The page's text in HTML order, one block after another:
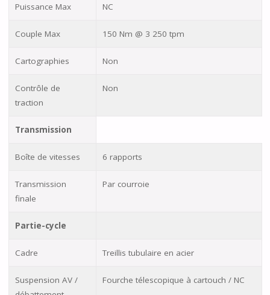
Puissance Max NC
Couple Max 150 Nm @ 3 250 tpm
Cartographies Non
Contrôle de
traction
Non
Transmission
Boîte de vitesses 6 rapports
Transmission
finale
Par courroie
Partie-cycle
Cadre Treillis tubulaire en acier
Suspension AV /
Fourche télescopique à cartouch / NC